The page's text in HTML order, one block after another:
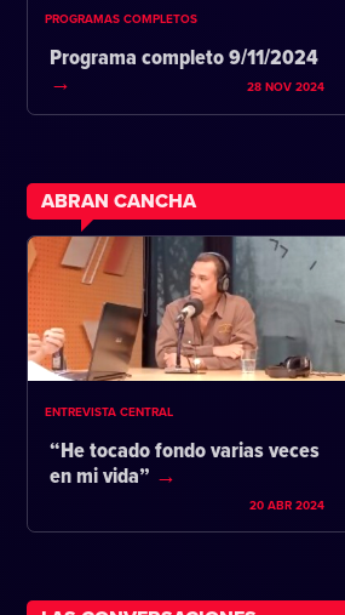
PROGRAMAS COMPLETOS
Programa completo 9/11/2024
28 NOV 2024
ABRAN CANCHA
ENTREVISTA CENTRAL
“He tocado fondo varias veces
en mi vida”
20 ABR 2024